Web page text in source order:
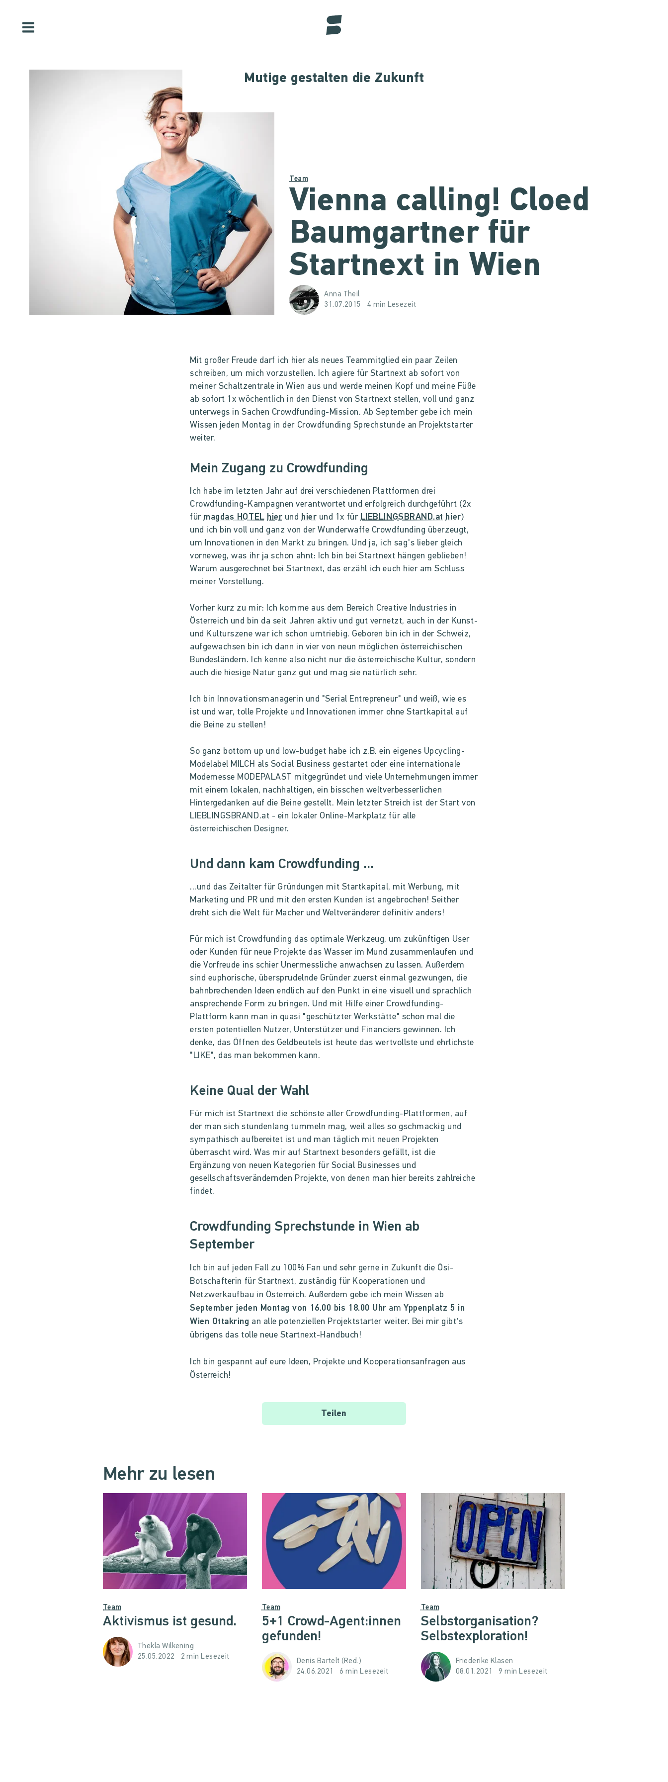
Mutige gestalten die Zukunft
Team
Vienna calling! Cloed
Baumgartner für
Startnext in Wien
Anna Theil
31.07.2015
4 min Lesezeit
Mit großer Freude darf ich hier als neues Teammitglied ein paar Zeilen
schreiben, um mich vorzustellen. Ich agiere für Startnext ab sofort von
meiner Schaltzentrale in Wien aus und werde meinen Kopf und meine Füße
ab sofort 1x wöchentlich in den Dienst von Startnext stellen, voll und ganz
unterwegs in Sachen Crowdfunding-Mission. Ab September gebe ich mein
Wissen jeden Montag in der Crowdfunding Sprechstunde an Projektstarter
weiter.
Mein Zugang zu Crowdfunding
Ich habe im letzten Jahr auf drei verschiedenen Plattformen drei
Crowdfunding-Kampagnen verantwortet und erfolgreich durchgeführt (2x
fürmagdas HOTEL hier undhier und 1x fürLIEBLINGSBRAND.at hier)
und ich bin voll und ganz von der Wunderwaffe Crowdfunding überzeugt,
um Innovationen in den Markt zu bringen. Und ja, ich sag's lieber gleich
vorneweg, was ihr ja schon ahnt: Ich bin bei Startnext hängen geblieben!
Warum ausgerechnet bei Startnext, das erzähl ich euch hier am Schluss
meiner Vorstellung.
Vorher kurz zu mir: Ich komme aus dem Bereich Creative Industries in
Österreich und bin da seit Jahren aktiv und gut vernetzt, auch in der Kunst-
und Kulturszene war ich schon umtriebig. Geboren bin ich in der Schweiz,
aufgewachsen bin ich dann in vier von neun möglichen österreichischen
Bundesländern. Ich kenne also nicht nur die österreichische Kultur, sondern
auch die hiesige Natur ganz gut und mag sie natürlich sehr.
Ich bin Innovationsmanagerin und "Serial Entrepreneur" und weiß, wie es
ist und war, tolle Projekte und Innovationen immer ohne Startkapital auf
die Beine zu stellen!
So ganz bottom up und low-budget habe ich z.B. ein eigenes Upcycling-
Modelabel MILCH als Social Business gestartet oder eine internationale
Modemesse MODEPALAST mitgegründet und viele Unternehmungen immer
mit einem lokalen, nachhaltigen, ein bisschen weltverbesserlichen
Hintergedanken auf die Beine gestellt. Mein letzter Streich ist der Start von
LIEBLINGSBRAND.at - ein lokaler Online-Markplatz für alle
österreichischen Designer.
Und dann kam Crowdfunding ...
...und das Zeitalter für Gründungen mit Startkapital, mit Werbung, mit
Marketing und PR und mit den ersten Kunden ist angebrochen! Seither
dreht sich die Welt für Macher und Weltveränderer definitiv anders!
Für mich ist Crowdfunding das optimale Werkzeug, um zukünftigen User
oder Kunden für neue Projekte das Wasser im Mund zusammenlaufen und
die Vorfreude ins schier Unermessliche anwachsen zu lassen. Außerdem
sind euphorische, übersprudelnde Gründer zuerst einmal gezwungen, die
bahnbrechenden Ideen endlich auf den Punkt in eine visuell und sprachlich
ansprechende Form zu bringen. Und mit Hilfe einer Crowdfunding-
Plattform kann man in quasi "geschützter Werkstätte" schon mal die
ersten potentiellen Nutzer, Unterstützer und Financiers gewinnen. Ich
denke, das Öffnen des Geldbeutels ist heute das wertvollste und ehrlichste
"LIKE", das man bekommen kann.
Keine Qual der Wahl
Für mich ist Startnext die schönste aller Crowdfunding-Plattformen, auf
der man sich stundenlang tummeln mag, weil alles so gschmackig und
sympathisch aufbereitet ist und man täglich mit neuen Projekten
überrascht wird. Was mir auf Startnext besonders gefällt, ist die
Ergänzung von neuen Kategorien für Social Businesses und
gesellschaftsverändernden Projekte, von denen man hier bereits zahlreiche
findet.
Crowdfunding Sprechstunde in Wien ab
September
Ich bin auf jeden Fall zu 100% Fan und sehr gerne in Zukunft die Ösi-
Botschafterin für Startnext, zuständig für Kooperationen und
Netzwerkaufbau in Österreich. Außerdem gebe ich mein Wissen ab
September jeden Montag von 16.00 bis 18.00 Uhr am Yppenplatz 5 in
Wien Ottakring an alle potenziellen Projektstarter weiter. Bei mir gibt’s
übrigens das tolle neue Startnext-Handbuch!
Ich bin gespannt auf eure Ideen, Projekte und Kooperationsanfragen aus
Österreich!
Teilen
Mehr zu lesen
Team
Aktivismus ist gesund.
Thekla Wilkening
25.05.2022
2 min Lesezeit
Team
5+1 Crowd-Agent:innen
gefunden!
Denis Bartelt (Red.)
24.06.2021
6 min Lesezeit
Team
Selbstorganisation?
Selbstexploration!
Friederike Klasen
08.01.2021
9 min Lesezeit